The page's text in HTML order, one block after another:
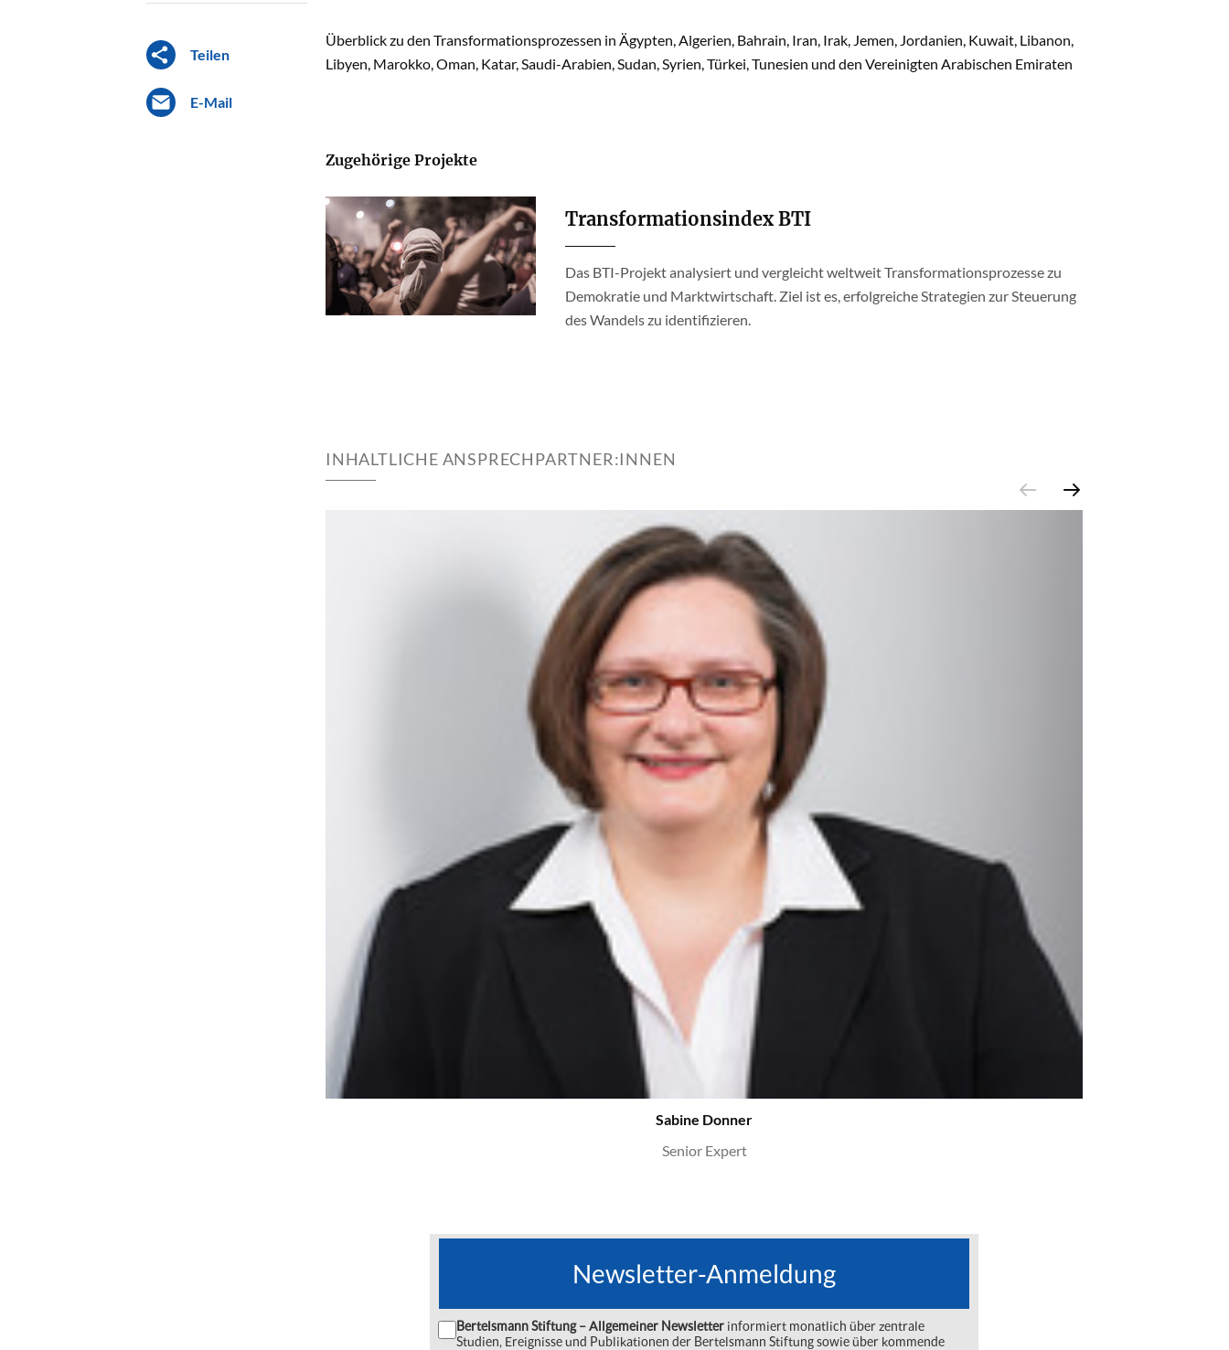
Teilen
E-Mail
Überblick zu den Transformationsprozessen in Ägypten, Algerien, Bahrain, Iran, Irak, Jemen, Jordanien, Kuwait, Libanon,
Libyen, Marokko, Oman, Katar, Saudi-Arabien, Sudan, Syrien, Türkei, Tunesien und den Vereinigten Arabischen Emiraten
Zugehörige Projekte
Transformationsindex BTI
Das BTI-Projekt analysiert und vergleicht weltweit Transformationsprozesse zu
Demokratie und Marktwirtschaft. Ziel ist es, erfolgreiche Strategien zur Steuerung
des Wandels zu identifizieren.
INHALTLICHE ANSPRECHPARTNER:INNEN
Sabine Donner
Senior Expert
Newsletter-Anmeldung
Bertelsmann Stiftung – Allgemeiner Newsletter informiert monatlich über zentrale
Studien, Ereignisse und Publikationen der Bertelsmann Stiftung sowie über kommende